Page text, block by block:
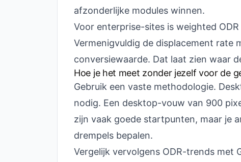
afzonderlijke modules winnen.
Voor enterprise-sites is weighted
Vermenigvuldig de displacement rate
conversiewaarde. Dat laat zien waar
Hoe je het meet zonder jezelf voor de
Gebruik een vaste methodologie.
nodig. Een desktop-vouw van 900
zijn vaak goede startpunten, maar je
drempels bepalen.
Vergelijk vervolgens ODR-trends met